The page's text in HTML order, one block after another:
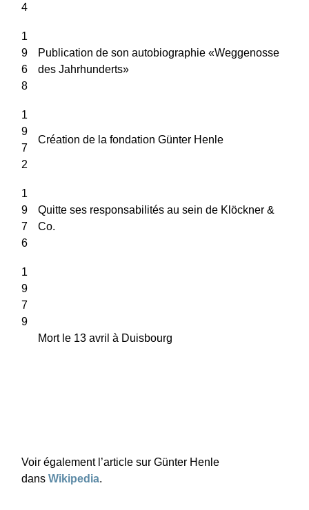
4
1
9
6
8
Publication de son autobiographie «Weggenosse
des Jahrhunderts»
1
9
7
2
Création de la fondation Günter Henle
1
9
7
6
Quitte ses responsabilités au sein de Klöckner &
Co.
1
9
7
9
Mort le 13 avril à Duisbourg
Voir également l’article sur Günter Henle
dans Wikipedia.